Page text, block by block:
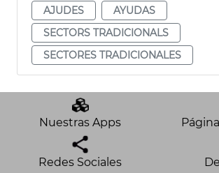
AJUDES
AYUDAS
SECTORS TRADICIONALS
SECTORES TRADICIONALES
Nuestras Apps
Redes Sociales